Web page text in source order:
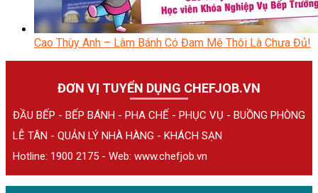
Cao Thùy Anh – Làm Bánh Có Đam Mê Thôi Là Chưa Đủ!
ĐƠN VỊ TUYỂN DỤNG CHEFJOB.VN
ĐẦU BẾP - BẾP BÁNH - PHA CHẾ - PHỤC VỤ - BUỒNG PHÒNG
LỄ TÂN - QUẢN LÝ NHÀ HÀNG - KHÁCH SẠN
Hotline: 1900 2175 - Web: www.chefjob.vn